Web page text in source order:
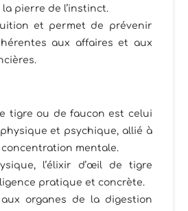
pierre de l’instinct.
et permet de prévenir
aux affaires et aux
tigre ou de faucon est celui
et psychique, allié à
mentale.
l’élixir d’œil de tigre
pratique et concrète.
organes de la digestion